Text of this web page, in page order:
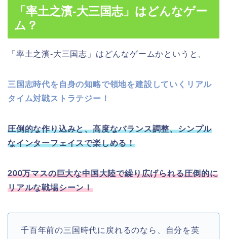
「率土之濱-大三国志」はどんなゲー
ム？
「率土之濱-大三国志」はどんなゲームかというと、
三国志時代を自身の知略で領地を建設していくリアル
タイム対戦ストラテジー！
圧倒的な作り込みと、高度なバランス調整、シンプル
なインターフェイスで楽しめる！
200万マスの巨大な中国大陸で繰り広げられる圧倒的に
リアルな戦場シーン！
千百年前の三国時代に戻れるのなら、自分を英